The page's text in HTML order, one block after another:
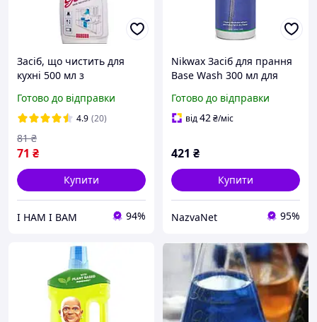
Засіб, що чистить для
кухні 500 мл з
Готово до відправки
4.9 (20)
71 ₴
81 ₴
Купити
І НАМ І ВАМ 94%
Nikwax Засіб для прання
Base Wash 300 мл для
природний склад
кондиціює та очищає
Готово до відправки
від42₴/міс
421 ₴
Купити
NazvaNet 95%